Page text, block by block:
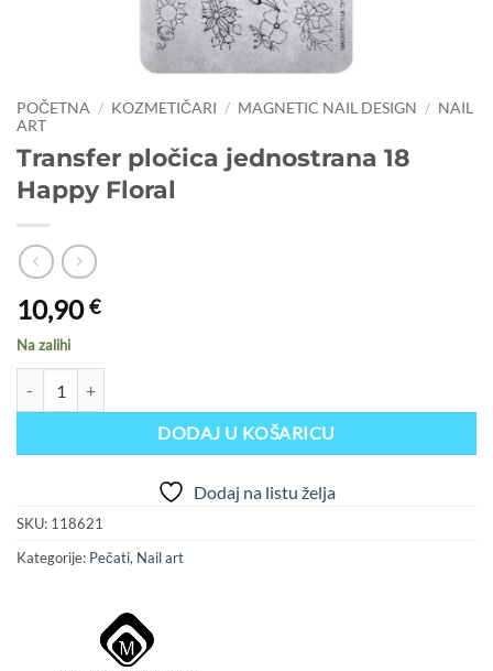
POČETNA / KOZMETIČARI / MAGNETIC NAIL DESIGN / NAIL
ART
Transfer pločica jednostrana 18
Happy Floral
10,90€
Na zalihi
DODAJ U KOŠARICU
Dodaj na listu želja
SKU: 118621
Kategorije: Pečati, Nail art